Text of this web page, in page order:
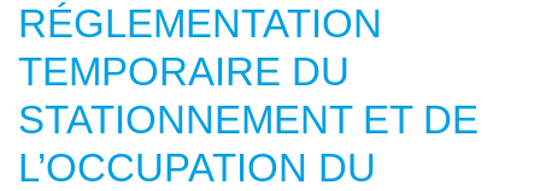
RÉGLEMENTATION
TEMPORAIRE DU
STATIONNEMENT ET DE
L’OCCUPATION DU